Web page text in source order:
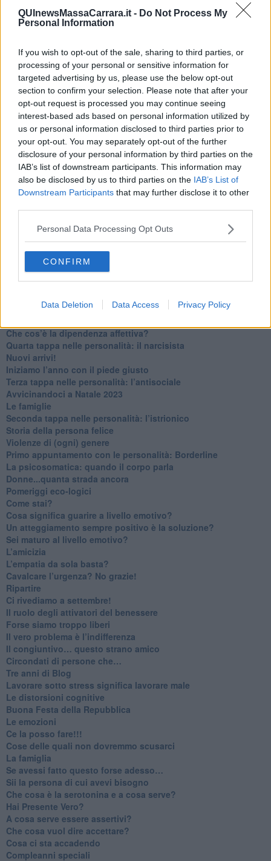
QUInewsMassaCarrara.it - Do Not Process My
Personal Information
If you wish to opt-out of the sale, sharing to third parties, or
processing of your personal or sensitive information for
targeted advertising by us, please use the below opt-out
section to confirm your selection. Please note that after your
opt-out request is processed you may continue seeing
interest-based ads based on personal information utilized by
us or personal information disclosed to third parties prior to
your opt-out. You may separately opt-out of the further
disclosure of your personal information by third parties on the
IAB’s list of downstream participants. This information may
also be disclosed by us to third parties on the IAB’s List of
Downstream Participants that may further disclose it to other
Personal Data Processing Opt Outs
CONFIRM
Data Deletion Data Access Privacy Policy
Vacanze a km zero
​Buone Vacan(si)e!
​Storie antiche di tempi moderni
​Quello che alle mamme non dicono
Adultescenza
Homo imbecillis
​4 anni di Blog
Quando il silenzio è aggressivo
​Il passato, questo conosciuto!
​Clima ballerino e sbalzi d’umore
La maternità
​L’uomo o l’orso?
Non hanno un amico a teatro​
​Tutta una questione di rispetto
​Cose che ci esauriscono
​Vespa che passione!
​Lasciate ai vostri figli il diritto di piangere
​Parole d’amore regalate al vento
​Saper pazientare
​Giornata del Fiocchetto Lilla
​Venerdì emozionalmente sostenibile
Contornati di persone che…
Che cos’è la dipendenza affettiva?
Quarta tappa nelle personalità: il narcisista
​Nuovi arrivi!
​Iniziamo l’anno con il piede giusto
​Terza tappa nelle personalità: l’antisociale
​Avvicinandoci a Natale 2023
Le famiglie
Seconda tappa nelle personalità: l’istrionico
​Storia della persona felice
Violenze di (ogni) genere
​Primo appuntamento con le personalità: Borderline
La psicosomatica: quando il corpo parla
Donne...quanta strada ancora
​Pomeriggi eco-logici
​Come stai?
Cosa significa guarire a livello emotivo?
​Un atteggiamento sempre positivo è la soluzione?
​Sei maturo al livello emotivo?
​L’amicizia
​L’empatia da sola basta?
​Cavalcare l’urgenza? No grazie!
Ripartire
​Ci rivediamo a settembre!
​Il ruolo degli attivatori del benessere
​Forse siamo troppo liberi
​Il vero problema è l’indifferenza
​Il congiuntivo… questo strano amico
​Circondati di persone che…
​Tre anni di Blog
​Lavorare sotto stress significa lavorare male
​Le distorsioni cognitive
​Buona Festa della Repubblica
Le emozioni
​Ce la posso fare!!!
​Cose delle quali non dovremmo scusarci
​La famiglia
​Se avessi fatto questo forse adesso…
​Sii la persona di cui avevi bisogno
Che cosa è la serotonina e a cosa serve?
​Hai Presente Vero?
A cosa serve essere assertivi?
​Che cosa vuol dire accettare?
​Cosa ci sta accadendo
​Compleanni speciali